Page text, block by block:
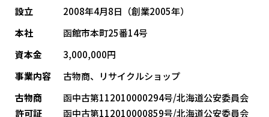
設立
2008年4月8日（創業2005年）
本社
函館市本町25番14号
資本金
3,000,000円
事業内容
古物商、リサイクルショップ
古物商
許可証
函中古第112010000294号/北海道公安委員会
函中古第112010000859号/北海道公安委員会